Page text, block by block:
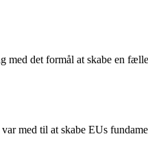
med det formål at skabe en
med til at skabe EUs